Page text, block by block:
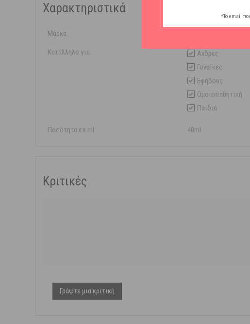
Χαρακτηριστικά
Μάρκα:
Κατάλληλο για:
Άνδρες
Γυναίκες
Εφήβους
Ομοιοπαθητική
Παιδιά
Ποσότητα σε ml: 40ml
Κριτικές
Γράψτε μια κριτική
*Το email